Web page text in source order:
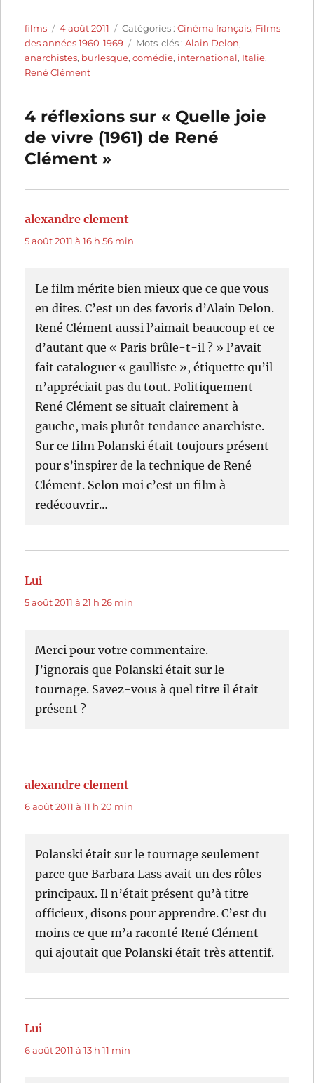
Auteur
films
Publié
le
4 août 2011 Catégories
Catégories :Cinéma français, Films
des années 1960-1969
Étiquettes
Mots-clés :Alain Delon,
anarchistes, burlesque,comédie, international, Italie,
René Clément
4 réflexions sur « Quelle joie
de vivre (1961) de René
Clément »
alexandre clement
5 août 2011 à 16 h 56 min
Le film mérite bien mieux que ce que vous
en dites. C’est un des favoris d’Alain Delon.
René Clément aussi l’aimait beaucoup et ce
d’autant que « Paris brûle-t-il ? » l’avait
fait cataloguer « gaulliste », étiquette qu’il
n’appréciait pas du tout. Politiquement
René Clément se situait clairement à
gauche, mais plutôt tendance anarchiste.
Sur ce film Polanski était toujours présent
pour s’inspirer de la technique de René
Clément. Selon moi c’est un film à
redécouvrir…
Lui
5 août 2011 à 21 h 26 min
Merci pour votre commentaire.
J’ignorais que Polanski était sur le
tournage. Savez-vous à quel titre il était
présent ?
alexandre clement
6 août 2011 à 11 h 20 min
Polanski était sur le tournage seulement
parce que Barbara Lass avait un des rôles
principaux. Il n’était présent qu’à titre
officieux, disons pour apprendre. C’est du
moins ce que m’a raconté René Clément
qui ajoutait que Polanski était très attentif.
Lui
6 août 2011 à 13 h 11 min